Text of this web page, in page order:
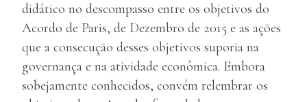
didático no descompasso entre os objetivos do
Acordo de Paris, de Dezembro de 2015 e as ações
que a consecução desses objetivos suporia na
governança e na atividade econômica. Embora
sobejamente conhecidos, convém relembrar os